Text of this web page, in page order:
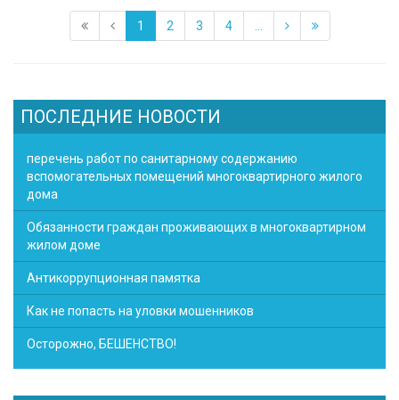
1 2 3 4
ПОСЛЕДНИЕ НОВОСТИ
перечень работ по санитарному содержанию
вспомогательных помещений многоквартирного жилого
дома
Обязанности граждан проживающих в многоквартирном
жилом доме
Антикоррупционная памятка
Как не попасть на уловки мошенников
Осторожно, БЕШЕНСТВО!